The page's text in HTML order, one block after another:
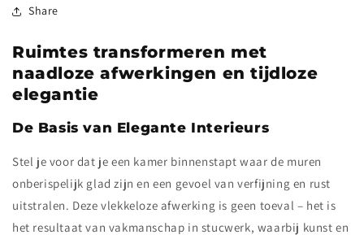
Share
Ruimtes transformeren met
naadloze afwerkingen en tijdloze
elegantie
De Basis van Elegante Interieurs
Stel je voor dat je een kamer binnenstapt waar de muren
onberispelijk glad zijn en een gevoel van verfijning en rust
uitstralen. Deze vlekkeloze afwerking is geen toeval – het is
het resultaat van vakmanschap in stucwerk, waarbij kunst en